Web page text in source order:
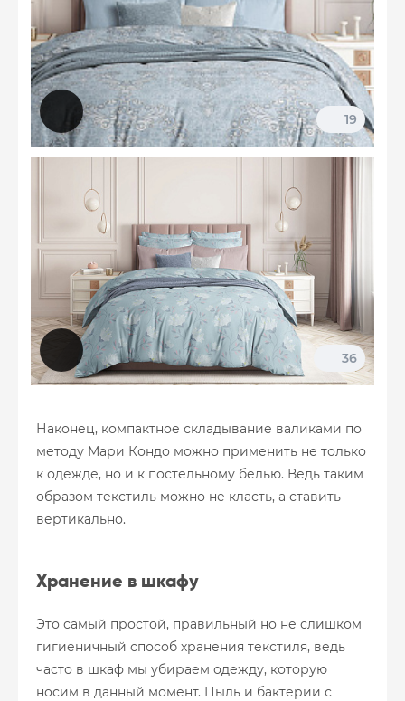
19
36
Наконец, компактное складывание валиками по
методу Мари Кондо можно применить не только
к одежде, но и к постельному белью. Ведь таким
образом текстиль можно не класть, а ставить
вертикально.
Хранение в шкафу
Это самый простой, правильный но не слишком
гигиеничный способ хранения текстиля, ведь
часто в шкаф мы убираем одежду, которую
носим в данный момент. Пыль и бактерии с